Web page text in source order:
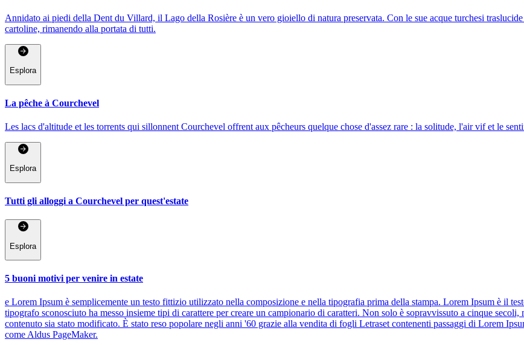
Annidato ai piedi della Dent du Villard, il Lago della Rosière è un vero gioiello di natura preservata. Con le sue acque turchesi
cartoline, rimanendo alla portata di tutti.
Esplora
La pêche à Courchevel
Les lacs d'altitude et les torrents qui sillonnent Courchevel offrent aux pêcheurs quelque chose d'assez rare : la solitude, l'air vif et le
Esplora
Tutti gli alloggi a Courchevel per quest'estate
Esplora
5 buoni motivi per venire in estate
e Lorem Ipsum è semplicemente un testo fittizio utilizzato nella composizione e nella tipografia prima della stampa. Lorem Ipsum è il
tipografo sconosciuto ha messo insieme tipi di carattere per creare un campionario di caratteri. Non solo è sopravvissuto a cinque
contenuto sia stato modificato. È stato reso popolare negli anni '60 grazie alla vendita di fogli Letraset contenenti passaggi di Lorem
come Aldus PageMaker.